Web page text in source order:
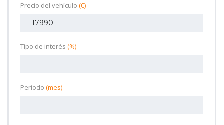
Precio del vehículo (€)
Tipo de interés (%)
Periodo (mes)